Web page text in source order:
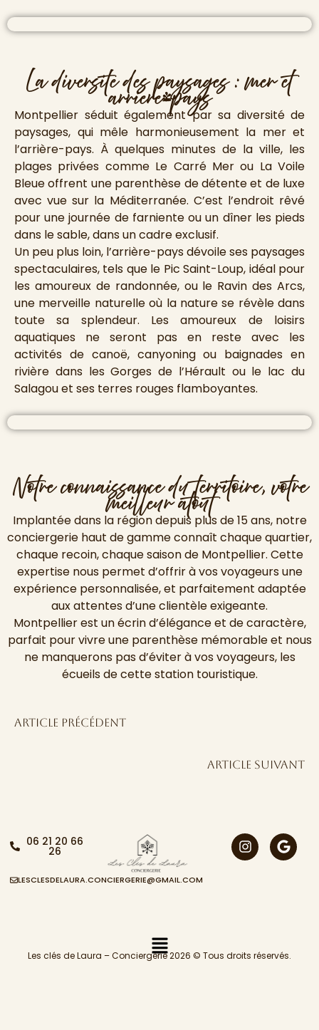
La diversite des paysages : mer et
arriere-pays
Montpellier séduit également par sa diversité de
paysages, qui mêle harmonieusement la mer et
l’arrière-pays. À quelques minutes de la ville, les
plages privées comme Le Carré Mer ou La Voile
Bleue offrent une parenthèse de détente et de luxe
avec vue sur la Méditerranée. C’est l’endroit rêvé
pour une journée de farniente ou un dîner les pieds
dans le sable, dans un cadre exclusif.
Un peu plus loin, l’arrière-pays dévoile ses paysages
spectaculaires, tels que le Pic Saint-Loup, idéal pour
les amoureux de randonnée, ou le Ravin des Arcs,
une merveille naturelle où la nature se révèle dans
toute sa splendeur. Les amoureux de loisirs
aquatiques ne seront pas en reste avec les
activités de canoë, canyoning ou baignades en
rivière dans les Gorges de l’Hérault ou le lac du
Salagou et ses terres rouges flamboyantes.
Notre connaissance du territoire, votre
meilleur atout
Implantée dans la région depuis plus de 15 ans, notre
conciergerie haut de gamme connaît chaque quartier,
chaque recoin, chaque saison de Montpellier. Cette
expertise nous permet d’offrir à vos voyageurs une
expérience personnalisée, et parfaitement adaptée
aux attentes d’une clientèle exigeante.
Montpellier est un écrin d’élégance et de caractère,
parfait pour vivre une parenthèse mémorable et nous
ne manquerons pas d’éviter à vos voyageurs, les
écueils de cette station touristique.
Article précédent
Article suivant
06 21 20 66
26
LESCLESDELAURA.CONCIERGERIE@GMAIL.COM
Les clés de Laura – Conciergerie 2026 © Tous droits réservés.